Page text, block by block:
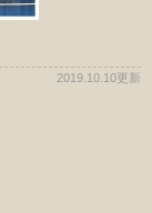
2019.10.10更新